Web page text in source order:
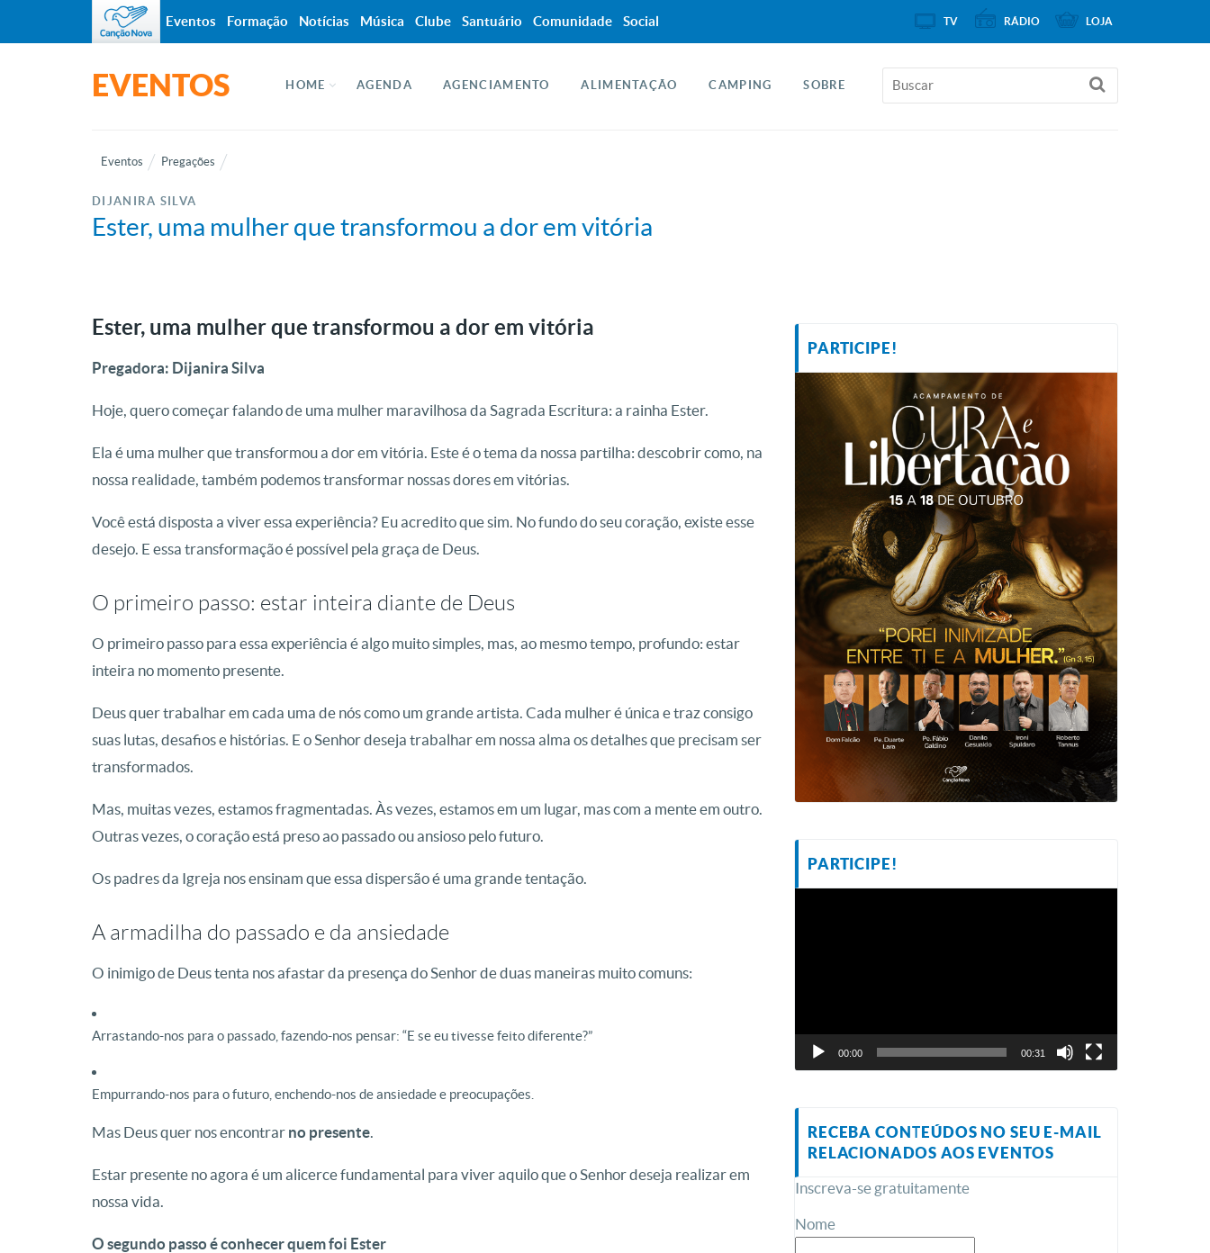
EVENTOS HOME AGENDA AGENCIAMENTO ALIMENTAÇÃO CAMPING SOBRE
Eventos Pregações
DIJANIRA SILVA
Ester, uma mulher que transformou a dor em vitória
Ester, uma mulher que transformou a dor em vitória
Pregadora: Dijanira Silva
Hoje, quero começar falando de uma mulher maravilhosa da Sagrada Escritura: a rainha Ester.
Ela é uma mulher que transformou a dor em vitória. Este é o tema da nossa partilha: descobrir como, na
nossa realidade, também podemos transformar nossas dores em vitórias.
Você está disposta a viver essa experiência? Eu acredito que sim. No fundo do seu coração, existe esse
desejo. E essa transformação é possível pela graça de Deus.
O primeiro passo: estar inteira diante de Deus
O primeiro passo para essa experiência é algo muito simples, mas, ao mesmo tempo, profundo: estar
inteira no momento presente.
Deus quer trabalhar em cada uma de nós como um grande artista. Cada mulher é única e traz consigo
suas lutas, desafios e histórias. E o Senhor deseja trabalhar em nossa alma os detalhes que precisam ser
transformados.
Mas, muitas vezes, estamos fragmentadas. Às vezes, estamos em um lugar, mas com a mente em outro.
Outras vezes, o coração está preso ao passado ou ansioso pelo futuro.
Os padres da Igreja nos ensinam que essa dispersão é uma grande tentação.
A armadilha do passado e da ansiedade
O inimigo de Deus tenta nos afastar da presença do Senhor de duas maneiras muito comuns:
Arrastando-nos para o passado, fazendo-nos pensar: “E se eu tivesse feito diferente?”
Empurrando-nos para o futuro, enchendo-nos de ansiedade e preocupações.
Mas Deus quer nos encontrar no presente.
Estar presente no agora é um alicerce fundamental para viver aquilo que o Senhor deseja realizar em
nossa vida.
O segundo passo é conhecer quem foi Ester
PARTICIPE!
PARTICIPE!
00:00 00:31
RECEBA CONTEÚDOS NO SEU E-MAIL
RELACIONADOS AOS EVENTOS
Inscreva-se gratuitamente
Nome
Eventos Formação Notícias Música Clube Santuário Comunidade Social TV RÁDIO LOJA